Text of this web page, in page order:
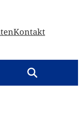
Kontakt